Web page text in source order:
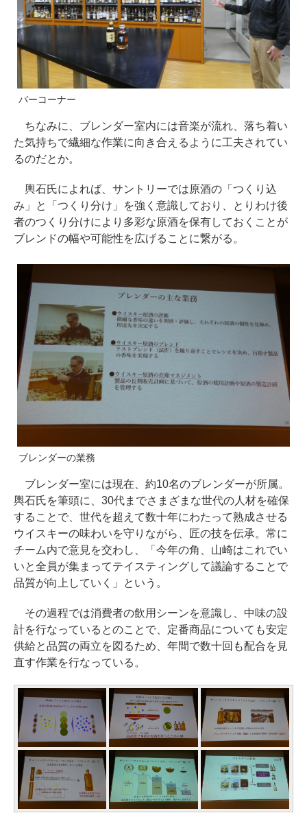
バーコーナー
ちなみに、ブレンダー室内には音楽が流れ、落ち着い
た気持ちで繊細な作業に向き合えるように工夫されてい
るのだとか。
輿石氏によれば、サントリーでは原酒の「つくり込
み」と「つくり分け」を強く意識しており、とりわけ後
者のつくり分けにより多彩な原酒を保有しておくことが
ブレンドの幅や可能性を広げることに繋がる。
ブレンダーの業務
ブレンダー室には現在、約10名のブレンダーが所属。
輿石氏を筆頭に、30代までさまざまな世代の人材を確保
することで、世代を超えて数十年にわたって熟成させる
ウイスキーの味わいを守りながら、匠の技を伝承。常に
チーム内で意見を交わし、「今年の角、山崎はこれでい
いと全員が集まってテイスティングして議論することで
品質が向上していく」という。
その過程では消費者の飲用シーンを意識し、中味の設
計を行なっているとのことで、定番商品についても安定
供給と品質の両立を図るため、年間で数十回も配合を見
直す作業を行なっている。